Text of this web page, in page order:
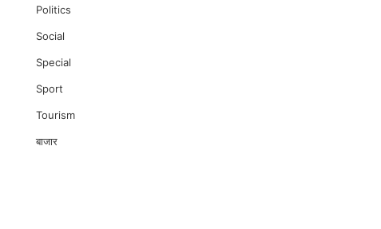
Politics
Social
Special
Sport
Tourism
बाजार